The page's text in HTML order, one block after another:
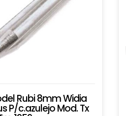
Rubi 8mm Widia
P/c.azulejo Mod. Tx